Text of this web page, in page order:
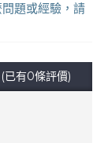
題或經驗，請
已有0條評價)